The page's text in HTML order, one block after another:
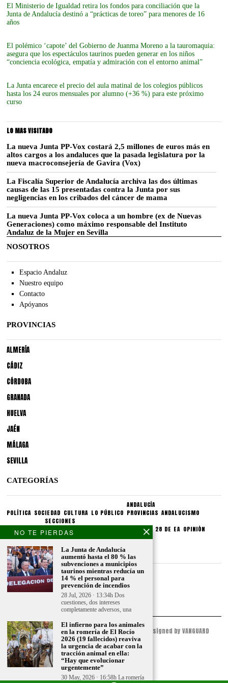
El Ministerio de Igualdad retira los fondos para conciliación que la
Junta de Andalucía destinó a “prácticas de toreo” para menores de 16
años
El polémico ‘capote’ del Gobierno de Juanma Moreno a la tauromaquia:
asegura que los espectáculos taurinos pueden generar en los niños
“conciencia ecológica, empatía y admiración con el entorno animal”
La Junta encarece el precio del aula matinal de los colegios públicos
hasta los 24 euros mensuales por alumno (+36 %) para este próximo
curso
LO MAS VISITADO
La nueva Junta PP-Vox costará 2,5 millones de euros más en
altos cargos a los andaluces que la pasada legislatura por la
nueva macroconsejería de Gavira (Vox)
La Fiscalía Superior de Andalucía archiva las dos últimas
causas de las 15 presentadas contra la Junta por sus
negligencias en los cribados del cáncer de mama
La nueva Junta PP-Vox coloca a un hombre (ex de Nuevas
Generaciones) como máximo responsable del Instituto
Andaluz de la Mujer en Sevilla
NOSOTROS
Espacio Andaluz
Nuestro equipo
Contacto
Apóyanos
PROVINCIAS
ALMERÍA
CÁDIZ
CÓRDOBA
GRANADA
HUELVA
JAÉN
MÁLAGA
SEVILLA
CATEGORÍAS
POLÍTICA SOCIEDAD CULTURA LO PÚBLICO
ANDALUCÍA
PROVINCIAS ANDALUCISMO
SINDICATOS
SECCIONES
CRONIQUEA
LAS 28 DE EA OPINIÓN
CONDICIONES LEGALES
Aviso legal
Politica de privacidad
Politica de condiciones
© 2023 - ESPACIO ANDALUZ - All Rights Reserved. Designed by VANGUARD
PEAK
NO TE PIERDAS
La Junta de Andalucía
aumentó hasta el 80 % las
subvenciones a municipios
taurinos mientras reducía un
14 % el personal para
prevención de incendios
28 Jul, 2026 · 13:34h Dos
cuestiones, dos intereses
completamente adversos, una
El infierno para los animales
en la romería de El Rocío
2026 (19 fallecidos) reaviva
la urgencia de acabar con la
tracción animal en ella:
“Hay que evolucionar
urgentemente”
30 May, 2026 · 16:58h La romería